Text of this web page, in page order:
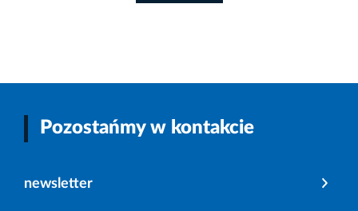
Pozostańmy w kontakcie
newsletter